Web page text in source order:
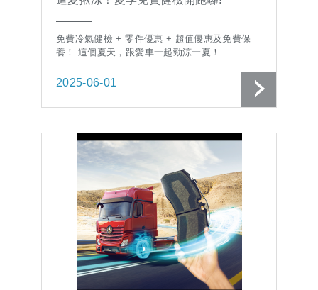
免費冷氣健檢 + 零件優惠 + 超值優惠及免費保
養！ 這個夏天，跟愛車一起勁涼一夏！
2025-06-01